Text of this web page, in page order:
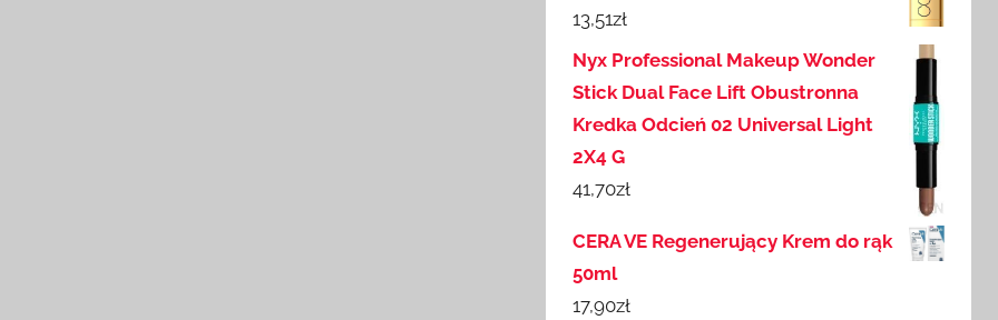
13,51zł
Nyx Professional Makeup Wonder
Stick Dual Face Lift Obustronna
Kredka Odcień 02 Universal Light
2X4 G
41,70zł
CERA VE Regenerujący Krem do rąk
50ml
17,90zł